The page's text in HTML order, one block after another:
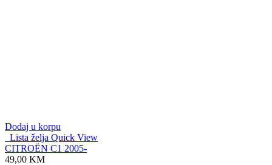
Dodaj u korpu
Lista želja Quick View
CITROËN C1 2005-
49,00 KM